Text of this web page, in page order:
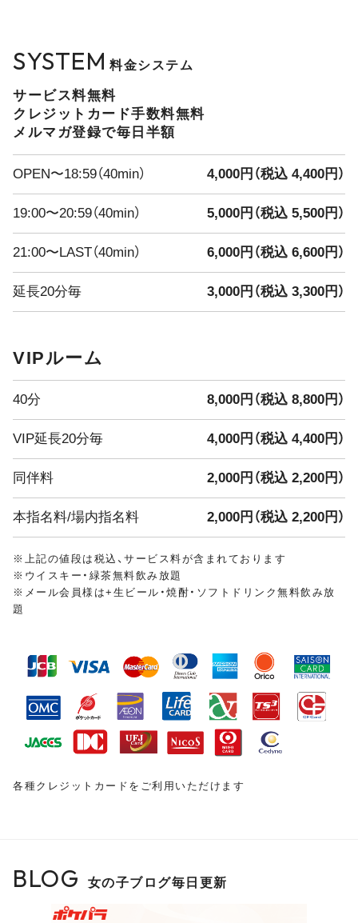
21:00〜
あいら・
あやか・りり
出勤予定
えな・みくう
みずき・きよ
━━━━━━━━━━━━━━━
本日のイベント
どんな味かは飲んでからのお楽しみ
7/30・7/31限定 ドレスDay開催
2日間限定
普段とは一味違う特別な雰囲気のVivienneをぜひお楽しみ
8/1(土)〜8/4(火) 真夏の大還元祭
4Days
皆様のご来店をスタッフ・キャスト一同、心よりお待ちし
SYSTEM 料金システム
サービス料無料
クレジットカード手数料無料
メルマガ登録で毎日半額
OPEN〜18:59（40min） 4,000円（税込 4,400円）
19:00〜20:59（40min） 5,000円（税込 5,500円）
21:00〜LAST（40min） 6,000円（税込 6,600円）
延長20分毎 3,000円（税込 3,300円）
VIPルーム
40分 8,000円（税込 8,800円）
VIP延長20分毎 4,000円（税込 4,400円）
同伴料 2,000円（税込 2,200円）
本指名料/場内指名料 2,000円（税込 2,200円）
※上記の値段は税込、サービス料が含まれております
※ウイスキー・緑茶無料飲み放題
※メール会員様は+生ビール・焼酎・ソフトドリンク無料飲み放
題
各種クレジットカードをご利用いただけます
BLOG 女の子ブログ毎日更新